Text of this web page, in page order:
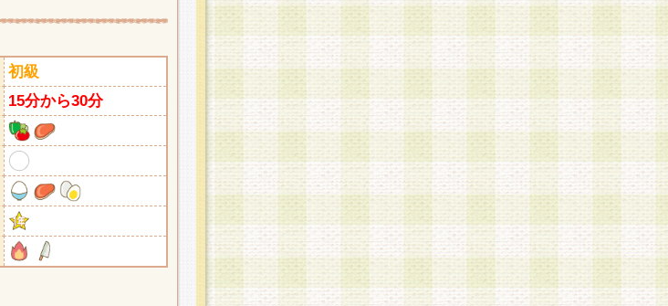
初級
15分から30分